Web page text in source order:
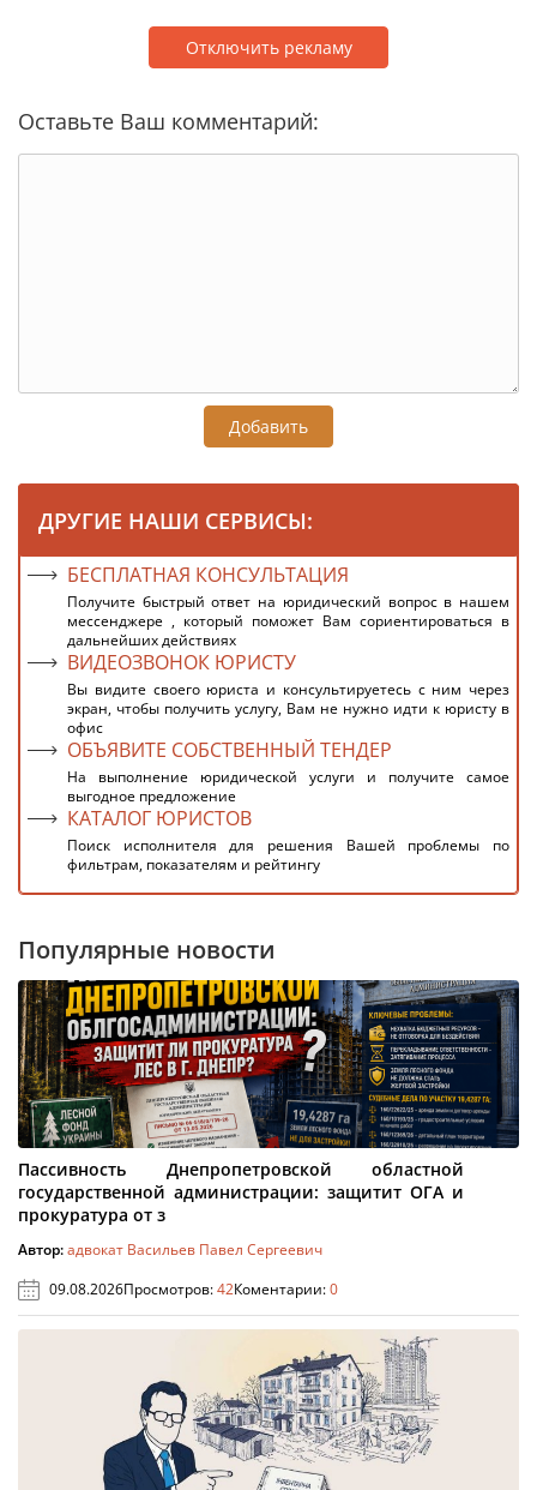
Отключить рекламу
Оставьте Ваш комментарий:
Добавить
ДРУГИЕ НАШИ СЕРВИСЫ:
БЕСПЛАТНАЯ КОНСУЛЬТАЦИЯ
Получите быстрый ответ на юридический вопрос в нашем
мессенджере , который поможет Вам сориентироваться в
дальнейших действиях
ВИДЕОЗВОНОК ЮРИСТУ
Вы видите своего юриста и консультируетесь с ним через
экран, чтобы получить услугу, Вам не нужно идти к юристу в
офис
ОБЪЯВИТЕ СОБСТВЕННЫЙ ТЕНДЕР
На выполнение юридической услуги и получите самое
выгодное предложение
КАТАЛОГ ЮРИСТОВ
Поиск исполнителя для решения Вашей проблемы по
фильтрам, показателям и рейтингу
Популярные новости
Пассивность Днепропетровской областной
государственной администрации: защитит ОГА и
прокуратура от з
Автор:адвокат Васильев Павел Сергеевич
09.08.2026Просмотров:42Коментарии:0